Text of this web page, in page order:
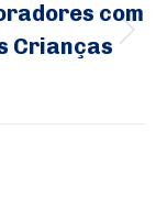
com
Crianças